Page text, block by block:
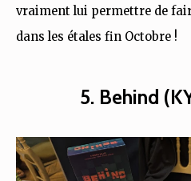
vraiment lui permettre de
dans les étales fin Octobre !
5. Behind